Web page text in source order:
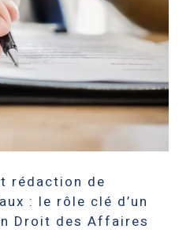
rédaction de
: le rôle clé d’un
Droit des Affaires